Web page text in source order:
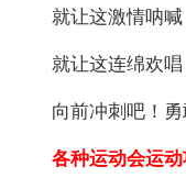
就让这激情呐
就让这连绵欢唱
向前冲刺吧！勇
各种运动会运动